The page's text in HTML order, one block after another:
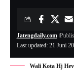
Last updated: 21 Juni
Jatengdaily.com
Wali Kota Hj